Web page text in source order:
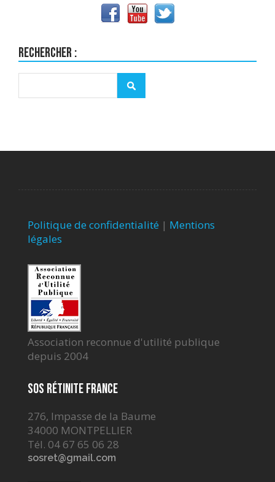
Rechercher :
Politique de confidentialité | Mentions
légales
Association reconnue d'utilité publique
depuis 2004
SOS Rétinite France
276, Impasse de la Baume
34000 MONTPELLIER
Tél. 04 67 65 06 28
sosret@gmail.com